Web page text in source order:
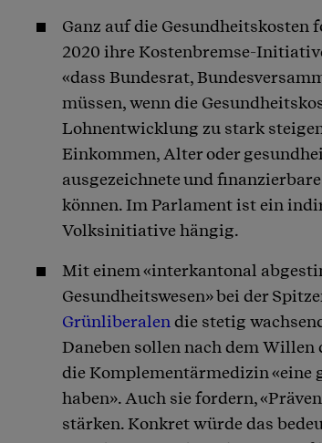
Ganz auf die Gesundheitskosten
2020 ihre Kostenbremse-
«dass Bundesrat,
müssen, wenn die
Lohnentwicklung zu stark
Einkommen, Alter oder
ausgezeichnete und
können. Im Parlament ist ein
Volksinitiative hängig.
Mit einem «interkantonal
Gesundheitswesen» bei der
Grünliberalen die stetig
Daneben sollen nach dem
die Komplementärmedizin «eine
haben». Auch sie fordern,
stärken. Konkret würde das